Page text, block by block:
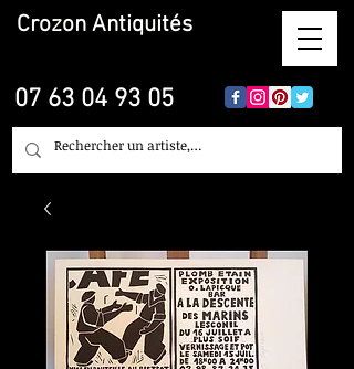
Crozon Antiquités
07 63 04 93 05